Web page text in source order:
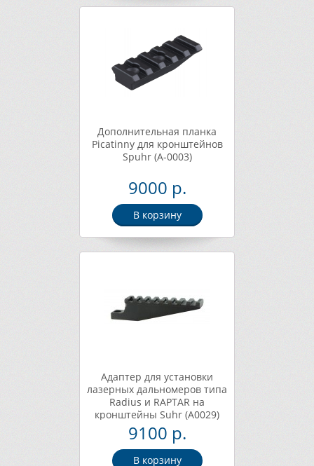
Дополнительная планка
Picatinny для кронштейнов
Spuhr (A-0003)
9000 р.
В корзину
Адаптер для установки
лазерных дальномеров типа
Radius и RAPTAR на
кронштейны Suhr (А0029)
9100 р.
В корзину